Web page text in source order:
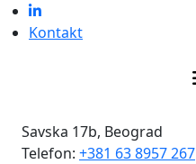
Kontakt
Savska 17b, Beograd
Telefon: +381 63 8957 267